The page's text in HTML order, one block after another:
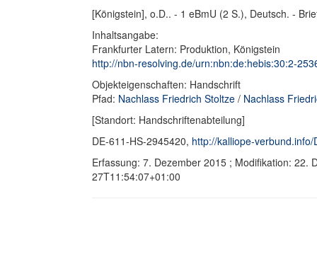
[Königstein], o.D.. - 1 eBmU (2 S.), Deutsch. -
Inhaltsangabe:
Frankfurter Latern: Produktion, Königstein
http://nbn-resolving.de/urn:nbn:de:hebis:30:2-
Objekteigenschaften: Handschrift
Pfad: Nachlass Friedrich Stoltze / Nachlass
[Standort: Handschriftenabteilung]
DE-611-HS-2945420, http://kalliope-
Erfassung: 7. Dezember 2015 ; Modifikation: 22.
27T11:54:07+01:00